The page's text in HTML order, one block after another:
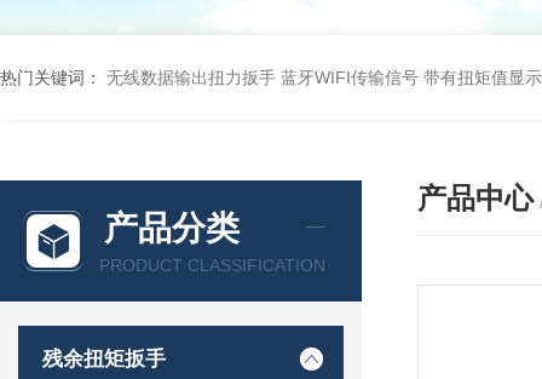
热门关键词： 无线数据输出扭力扳手 蓝牙WIFI传输信号 带有扭矩值显
产品分类
PRODUCT CLASSIFICATION
残余扭矩扳手
产品中心